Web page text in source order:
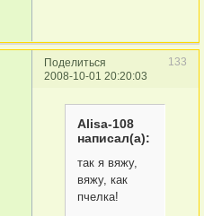
Поделиться
133
2008-10-01 20:20:03
Alisa-108
написал(а):
так я вяжу,
вяжу, как
пчелка!